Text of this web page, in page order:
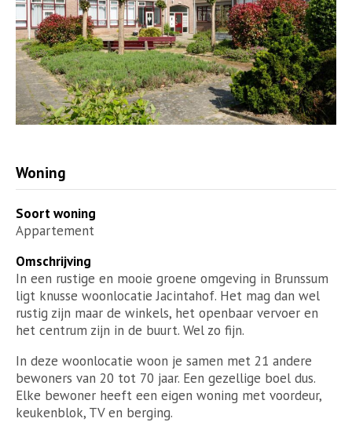
Woning
Soort woning
Appartement
Omschrijving
In een rustige en mooie groene omgeving in Brunssum
ligt knusse woonlocatie Jacintahof. Het mag dan wel
rustig zijn maar de winkels, het openbaar vervoer en
het centrum zijn in de buurt. Wel zo fijn.
In deze woonlocatie woon je samen met 21 andere
bewoners van 20 tot 70 jaar. Een gezellige boel dus.
Elke bewoner heeft een eigen woning met voordeur,
keukenblok, TV en berging.